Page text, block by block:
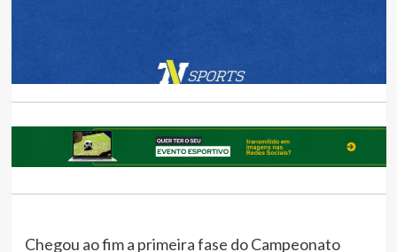
Chegou ao fim a primeira fase do Campeonato